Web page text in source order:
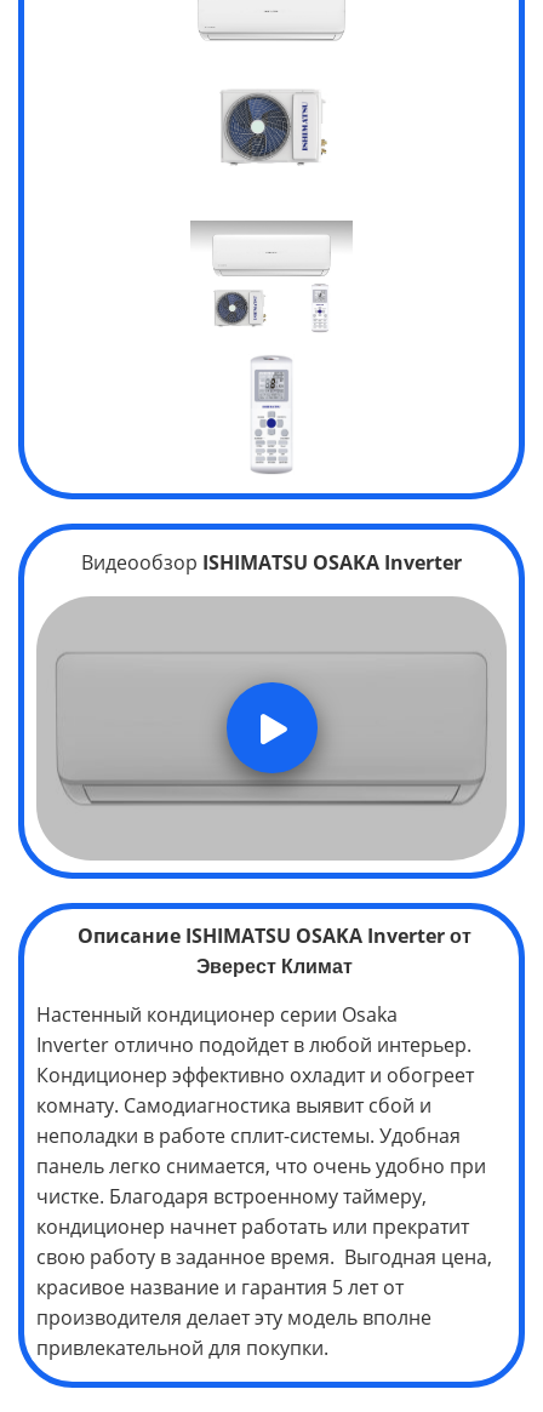
Видеообзор ISHIMATSU OSAKA Inverter
Описание ISHIMATSU OSAKA Inverter от
Эверест Климат
Настенный кондиционер серии Osaka
Inverter отлично подойдет в любой интерьер.
Кондиционер эффективно охладит и обогреет
комнату. Самодиагностика выявит сбой и
неполадки в работе сплит-системы. Удобная
панель легко снимается, что очень удобно при
чистке. Благодаря встроенному таймеру,
кондиционер начнет работать или прекратит
свою работу в заданное время. Выгодная цена,
красивое название и гарантия 5 лет от
производителя делает эту модель вполне
привлекательной для покупки.